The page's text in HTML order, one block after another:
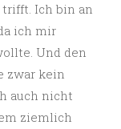
Ich bin an
ich mir
Und den
zwar kein
auch nicht
ziemlich